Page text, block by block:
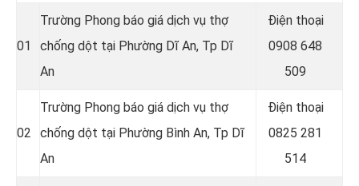
01
Trường Phong báo giá dịch vụ thợ
chống dột tại Phường Dĩ An, Tp Dĩ
An
Điện thoại
0908 648
509
02
Trường Phong báo giá dịch vụ thợ
chống dột tại Phường Bình An, Tp Dĩ
An
Điện thoại
0825 281
514